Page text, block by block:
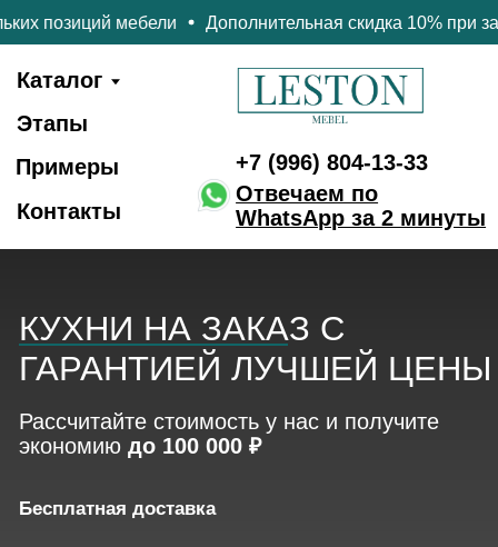
Дополнительная скидка 10% при заказе нескольких
Этапы
Примеры
+7 (996) 804-13-33
WhatsApp за 2 минуты
+7 (996) 804-13-33
КУХНИ НА ЗАКАЗ C
экономиюдо 100 000 ₽
Гарантия на 50 000
циклов фурнитуры
Бесплатная доставка